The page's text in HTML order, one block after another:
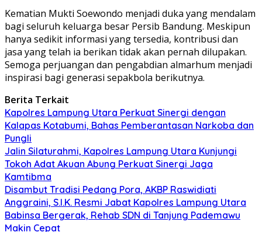
Kematian Mukti Soewondo menjadi duka yang mendalam
bagi seluruh keluarga besar Persib Bandung. Meskipun
hanya sedikit informasi yang tersedia, kontribusi dan
jasa yang telah ia berikan tidak akan pernah dilupakan.
Semoga perjuangan dan pengabdian almarhum menjadi
inspirasi bagi generasi sepakbola berikutnya.
Berita Terkait
Kapolres Lampung Utara Perkuat Sinergi dengan
Kalapas Kotabumi, Bahas Pemberantasan Narkoba dan
Pungli
Jalin Silaturahmi, Kapolres Lampung Utara Kunjungi
Tokoh Adat Akuan Abung Perkuat Sinergi Jaga
Kamtibma
Disambut Tradisi Pedang Pora, AKBP Raswidiati
Anggraini, S.I.K. Resmi Jabat Kapolres Lampung Utara
Babinsa Bergerak, Rehab SDN di Tanjung Pademawu
Makin Cepat